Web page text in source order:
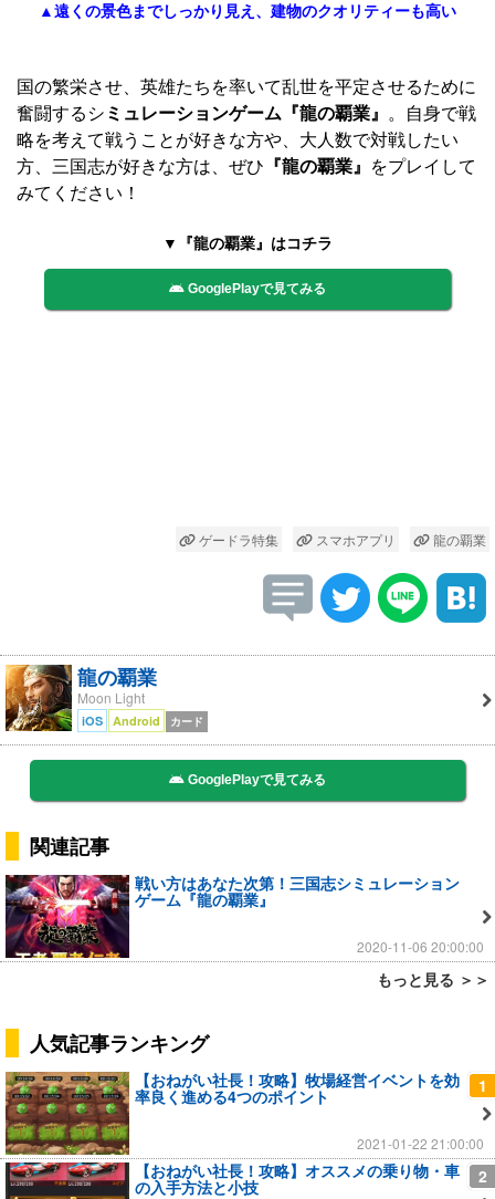
▲遠くの景色までしっかり見え、建物のクオリティーも高い
国の繁栄させ、英雄たちを率いて乱世を平定させるために
奮闘するシミュレーションゲーム『龍の覇業』 。自身で戦
略を考えて戦うことが好きな方や、大人数で対戦したい
方、三国志が好きな方は、ぜひ 『龍の覇業』 をプレイして
みてください！
▼『龍の覇業』はコチラ
GooglePlayで見てみる
ゲードラ特集 スマホアプリ 龍の覇業
龍の覇業
Moon Light
iOS Android カード
GooglePlayで見てみる
関連記事
戦い方はあなた次第！三国志シミュレーション
ゲーム『龍の覇業』
2020-11-06 20:00:00
もっと見る ＞＞
人気記事ランキング
1
【おねがい社長！攻略】牧場経営イベントを効
率良く進める4つのポイント
2021-01-22 21:00:00
2
【おねがい社長！攻略】オススメの乗り物・車
の入手方法と小技